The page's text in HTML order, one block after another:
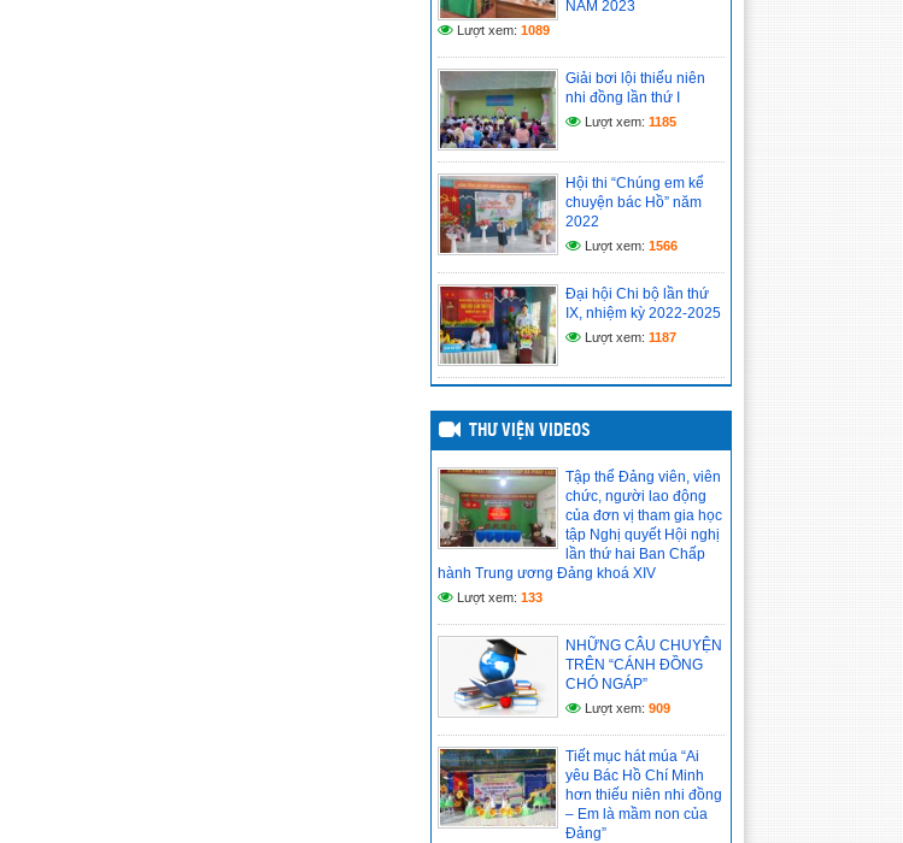
XIV
(14/05/2026)
Chi bộ cơ sở trường Tiểu
học Vĩnh Phong 4 báo cáo
kết quả tổ chức học tập,
quán triệt Nghị quyết Hội
nghị lần thứ hai Ban Chấp hành Trung
ương Đảng khóa XIV
(14/05/2026)
CHI BỘ CƠ SỞ TRƯỜNG
TỔ CHỨC HỌC TẬP, QUÁN
TRIỆT NGHỊ QUYẾT HỘI
NGHỊ LẦN THỨ II BAN CHẤP HÀNH
TRUNG ƯƠNG ĐẢNG KHÓA XIV
(14/05/2026)
Hồ sơ đánh giá chuẩn nghề
nghiệp giáo viên năm học
2025–2026
(12/05/2026)
NĂM 2023
Lượt xem: 1089
Giải bơi lội thiếu niên
nhi đồng lần thứ I
Lượt xem: 1185
Hội thi “Chúng em kể
chuyện bác Hồ” năm
2022
Lượt xem: 1566
Đại hội Chi bộ lần thứ
IX, nhiệm kỳ 2022-2025
Lượt xem: 1187
THƯ VIỆN VIDEOS
Tập thể Đảng viên, viên
chức, người lao động
của đơn vị tham gia học
tập Nghị quyết Hội nghị
lần thứ hai Ban Chấp
hành Trung ương Đảng khoá XIV
Lượt xem: 133
NHỮNG CÂU CHUYỆN
TRÊN “CÁNH ĐỒNG
CHÓ NGÁP”
Lượt xem: 909
Tiết mục hát múa “Ai
yêu Bác Hồ Chí Minh
hơn thiếu niên nhi đồng
– Em là mầm non của
Đảng”